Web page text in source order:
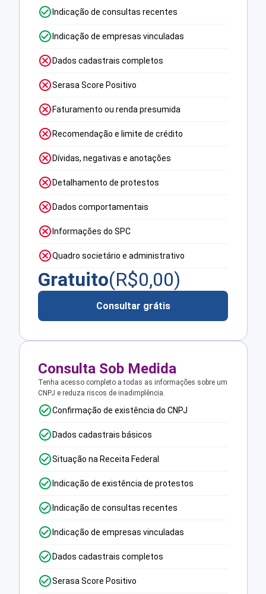
Indicação de consultas recentes
Indicação de empresas vinculadas
Dados cadastrais completos
Serasa Score Positivo
Faturamento ou renda presumida
Recomendação e limite de crédito
Dívidas, negativas e anotações
Detalhamento de protestos
Dados comportamentais
Informações do SPC
Quadro societário e administrativo
Gratuito(R$0,00)
Consultar grátis
Consulta Sob Medida
Tenha acesso completo a todas as informações sobre um
CNPJ e reduza riscos de inadimplência.
Confirmação de existência do CNPJ
Dados cadastrais básicos
Situação na Receita Federal
Indicação de existência de protestos
Indicação de consultas recentes
Indicação de empresas vinculadas
Dados cadastrais completos
Serasa Score Positivo